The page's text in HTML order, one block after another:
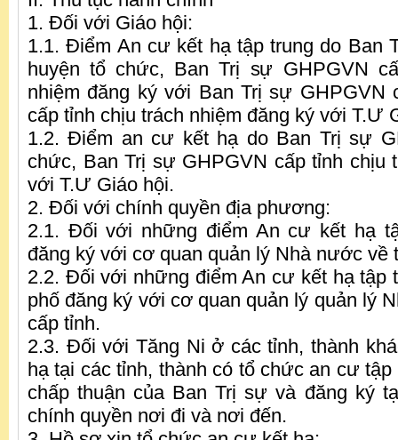
1. Đối với Giáo hội:
1.1. Điểm An cư kết hạ tập trung do Ban
huyện tổ chức, Ban Trị sự GHPGVN
nhiệm đăng ký với Ban Trị sự GHPGVN
cấp tỉnh chịu trách nhiệm đăng ký với T.Ư
1.2. Điểm an cư kết hạ do Ban Trị sự
chức, Ban Trị sự GHPGVN cấp tỉnh chịu
với T.Ư Giáo hội.
2. Đối với chính quyền địa phương:
2.1. Đối với những điểm An cư kết hạ
đăng ký với cơ quan quản lý Nhà nước về
2.2. Đối với những điểm An cư kết hạ tập
phố đăng ký với cơ quan quản lý quản lý
cấp tỉnh.
2.3. Đối với Tăng Ni ở các tỉnh, thành
hạ tại các tỉnh, thành có tổ chức an cư
chấp thuận của Ban Trị sự và đăng ký
chính quyền nơi đi và nơi đến.